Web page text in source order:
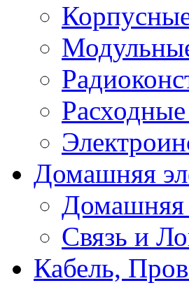
Домашняя
Домашняя
Связь и
Кабель,